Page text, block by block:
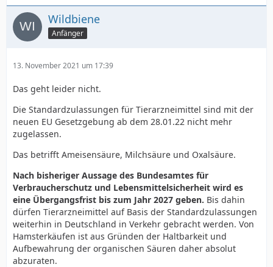
Standardzulassungen handelt es sich vor allem um
Desinfektionsmittel, Infusionslösungen sowie
Arzneimittel zur Anwendung bei Bienen."
"Die Rechtsverordnung ergeht nach Anhörung von
Bundesrates."
Kai
Wildbiene
Anfänger
13. November 2021 um 17:39
Das geht leider nicht.
Die Standardzulassungen für Tierarzneimittel sind mit der
neuen EU Gesetzgebung ab dem 28.01.22 nicht mehr
zugelassen.
Das betrifft Ameisensäure, Milchsäure und Oxalsäure.
Nach bisheriger Aussage des Bundesamtes für
Verbraucherschutz und Lebensmittelsicherheit wird es
eine Übergangsfrist bis zum Jahr 2027 geben. Bis dahin
dürfen Tierarzneimittel auf Basis der Standardzulassungen
weiterhin in Deutschland in Verkehr gebracht werden. Von
Hamsterkäufen ist aus Gründen der Haltbarkeit und
Aufbewahrung der organischen Säuren daher absolut
abzuraten.